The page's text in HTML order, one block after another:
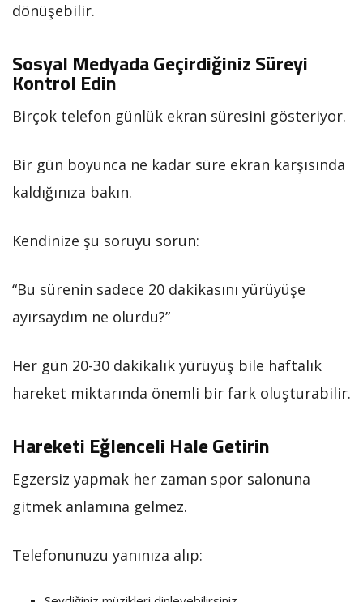
dönüşebilir.
Sosyal Medyada Geçirdiğiniz Süreyi
Kontrol Edin
Birçok telefon günlük ekran süresini gösteriyor.
Bir gün boyunca ne kadar süre ekran karşısında
kaldığınıza bakın.
Kendinize şu soruyu sorun:
“Bu sürenin sadece 20 dakikasını yürüyüşe
ayırsaydım ne olurdu?”
Her gün 20-30 dakikalık yürüyüş bile haftalık
hareket miktarında önemli bir fark oluşturabilir.
Hareketi Eğlenceli Hale Getirin
Egzersiz yapmak her zaman spor salonuna
gitmek anlamına gelmez.
Telefonunuzu yanınıza alıp: